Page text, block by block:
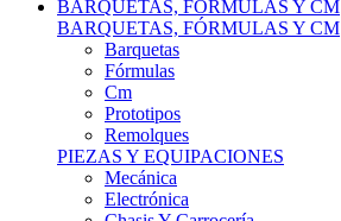
Barquetas
Fórmulas
Cm
Prototipos
Remolques
PIEZAS Y EQUIPACIONES
Mecánica
Electrónica
Chasis Y Carrocería
Suspensiones